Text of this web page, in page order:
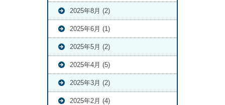
2025年8月 (2)
2025年6月 (1)
2025年5月 (2)
2025年4月 (5)
2025年3月 (2)
2025年2月 (4)